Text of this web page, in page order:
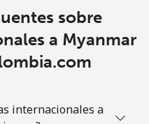
sobre
a Myanmar
internacionales a